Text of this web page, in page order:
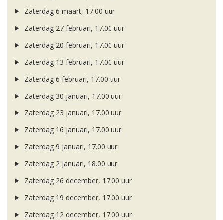
Zaterdag 6 maart, 17.00 uur
Zaterdag 27 februari, 17.00 uur
Zaterdag 20 februari, 17.00 uur
Zaterdag 13 februari, 17.00 uur
Zaterdag 6 februari, 17.00 uur
Zaterdag 30 januari, 17.00 uur
Zaterdag 23 januari, 17.00 uur
Zaterdag 16 januari, 17.00 uur
Zaterdag 9 januari, 17.00 uur
Zaterdag 2 januari, 18.00 uur
Zaterdag 26 december, 17.00 uur
Zaterdag 19 december, 17.00 uur
Zaterdag 12 december, 17.00 uur